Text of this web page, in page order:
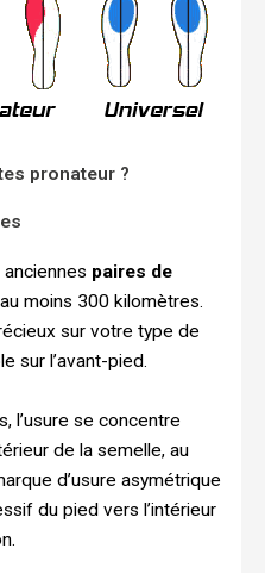
pronateur ?
paires de
moins 300 kilomètres.
sur votre type de
sur l’avant-pied.
l’usure se concentre
de la semelle, au
d’usure asymétrique
du pied vers l’intérieur